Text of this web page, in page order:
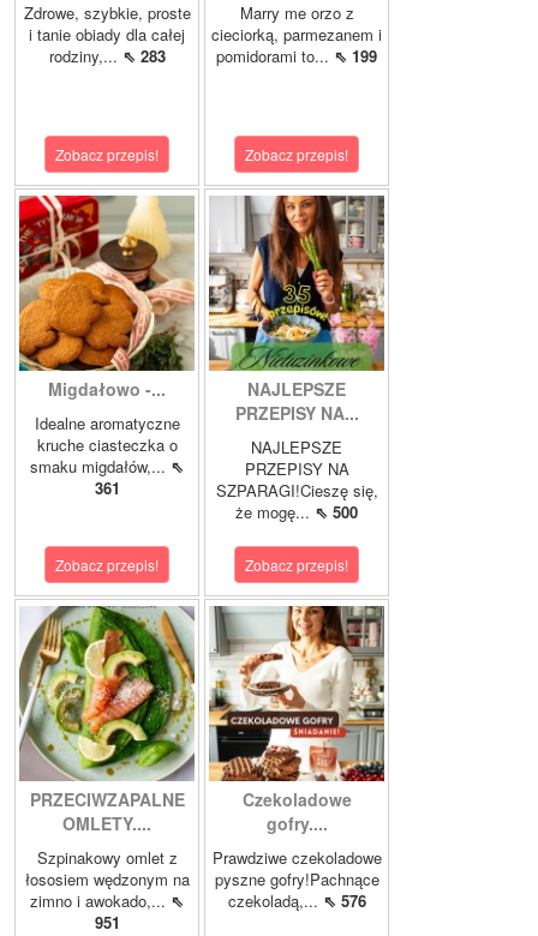
Zdrowe, szybkie, proste
i tanie obiady dla całej
rodziny,... ⇖ 283
Zobacz przepis!
Marry me orzo z
cieciorką, parmezanem i
pomidorami to... ⇖ 199
Zobacz przepis!
Migdałowo -...
Idealne aromatyczne
kruche ciasteczka o
smaku migdałów,... ⇖
361
Zobacz przepis!
NAJLEPSZE
PRZEPISY NA...
NAJLEPSZE
PRZEPISY NA
SZPARAGI!Cieszę się,
że mogę... ⇖ 500
Zobacz przepis!
PRZECIWZAPALNE
OMLETY....
Szpinakowy omlet z
łososiem wędzonym na
zimno i awokado,... ⇖
951
Czekoladowe
gofry....
Prawdziwe czekoladowe
pyszne gofry!Pachnące
czekoladą,... ⇖ 576